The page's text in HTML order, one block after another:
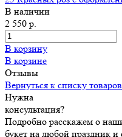
В наличии
2 550 р.
В корзину
В корзине
Отзывы
Вернуться к списку товаров
Нужна
консультация?
Подробно расскажем о
букет на любой праздник